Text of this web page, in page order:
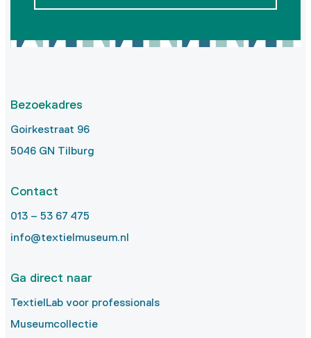
Bezoekadres
Goirkestraat 96
5046 GN Tilburg
Contact
013 – 53 67 475
info@textielmuseum.nl
Ga direct naar
TextielLab voor professionals
Museumcollectie